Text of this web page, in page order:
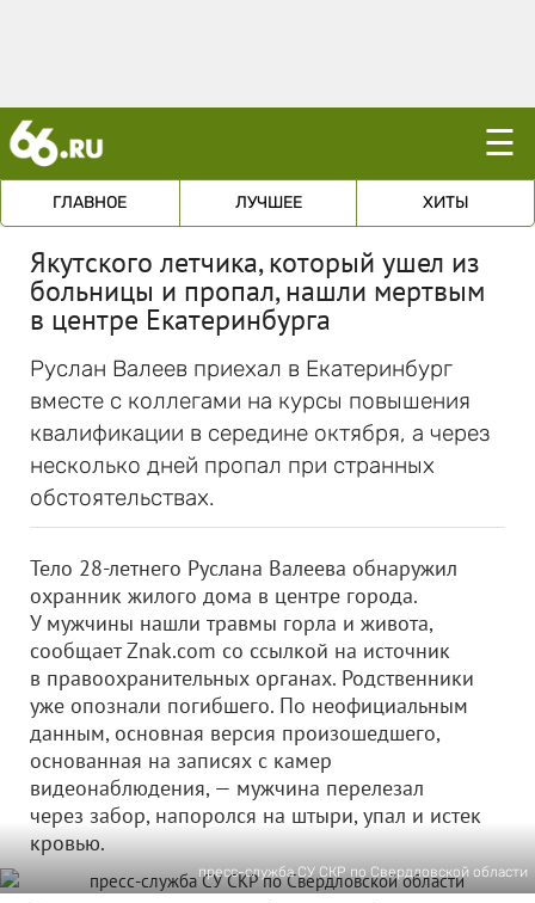
☰
ГЛАВНОЕ ЛУЧШЕЕ ХИТЫ
Якутского летчика, который ушел из
больницы и пропал, нашли мертвым
в центре Екатеринбурга
Руслан Валеев приехал в Екатеринбург
вместе с коллегами на курсы повышения
квалификации в середине октября, а через
несколько дней пропал при странных
обстоятельствах.
Тело 28-летнего Руслана Валеева обнаружил
охранник жилого дома в центре города.
У мужчины нашли травмы горла и живота,
сообщает Znak.com со ссылкой на источник
в правоохранительных органах. Родственники
уже опознали погибшего. По неофициальным
данным, основная версия произошедшего,
основанная на записях с камер
видеонаблюдения, — мужчина перелезал
через забор, напоролся на штыри, упал и истек
кровью.
пресс-служба СУ СКР по Свердловской области